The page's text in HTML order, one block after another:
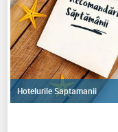
Hotelurile Saptamanii